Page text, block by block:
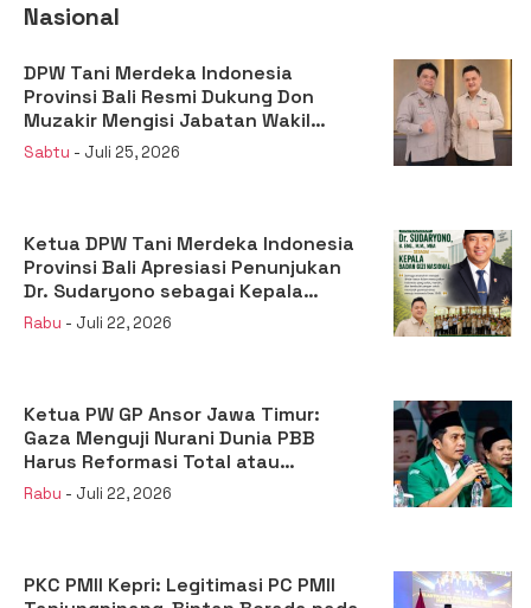
Nasional
DPW Tani Merdeka Indonesia
Provinsi Bali Resmi Dukung Don
Muzakir Mengisi Jabatan Wakil
Menteri Pertanian RI
Sabtu - Juli 25, 2026
Ketua DPW Tani Merdeka Indonesia
Provinsi Bali Apresiasi Penunjukan
Dr. Sudaryono sebagai Kepala
Badan Gizi Nasional
Rabu - Juli 22, 2026
Ketua PW GP Ansor Jawa Timur:
Gaza Menguji Nurani Dunia PBB
Harus Reformasi Total atau
Kehilangan Legitimasi
Rabu - Juli 22, 2026
PKC PMII Kepri: Legitimasi PC PMII